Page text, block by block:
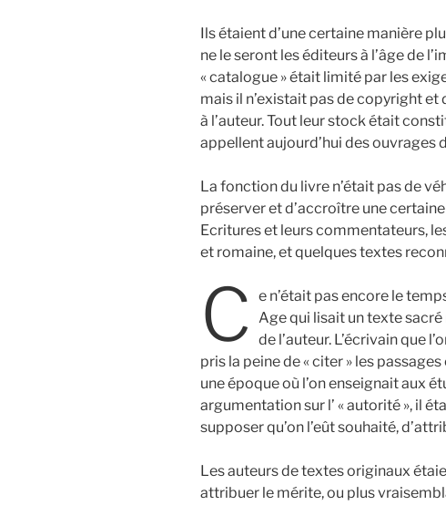
Ils étaient d’une certaine manière
ne le seront les éditeurs à l’âge de
« catalogue » était limité par les
mais il n’existait pas de copyright et
à l’auteur. Tout leur stock était
appellent aujourd’hui des ouvrages
La fonction du livre n’était pas de
préserver et d’accroître une
Ecritures et leurs commentateurs,
et romaine, et quelques textes
C
e n’était pas encore le
Age qui lisait un texte sacré
de l’auteur. L’écrivain que
pris la peine de « citer » les
une époque où l’on enseignait aux
argumentation sur l’ « autorité », il
supposer qu’on l’eût souhaité,
Les auteurs de textes originaux
attribuer le mérite, ou plus